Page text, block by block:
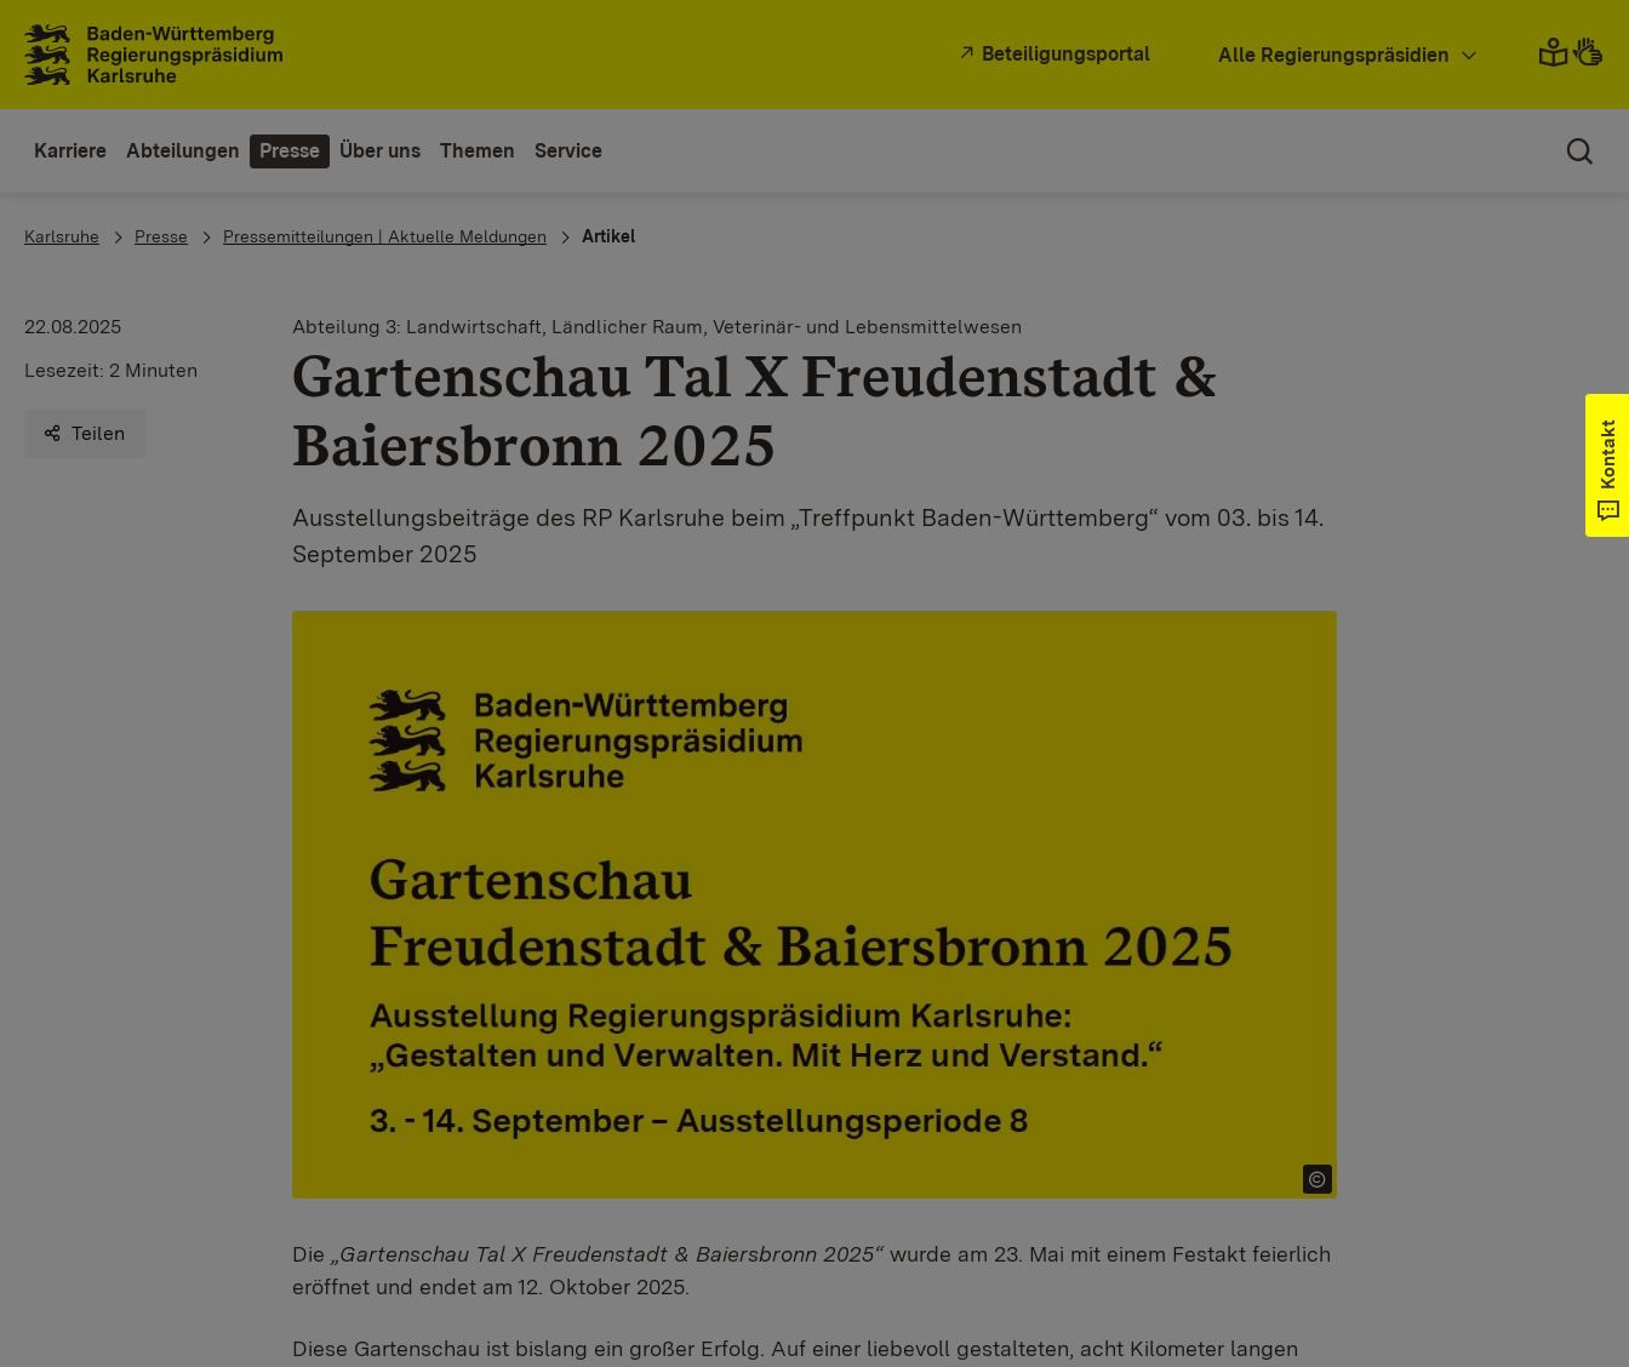
Beteiligungsportal Alle Regierungspräsidien
Karriere Abteilungen Presse Über uns Themen Service
You are here:
Karlsruhe Presse Pressemitteilungen | Aktuelle Meldungen Artikel
22.08.2025
Lesezeit: 2 Minuten
Teilen
Abteilung 3: Landwirtschaft, Ländlicher Raum, Veterinär- und Lebensmittelwesen
Gartenschau Tal X Freudenstadt &
Baiersbronn 2025
Ausstellungsbeiträge des RP Karlsruhe beim „Treffpunkt Baden-Württemberg“ vom 03. bis 14.
September 2025
Die „Gartenschau Tal X Freudenstadt & Baiersbronn 2025“wurde am 23. Mai mit einem Festakt feierlich
eröffnet und endet am 12. Oktober 2025.
Diese Gartenschau ist bislang ein großer Erfolg. Auf einer liebevoll gestalteten, acht Kilometer langen
Kontakt